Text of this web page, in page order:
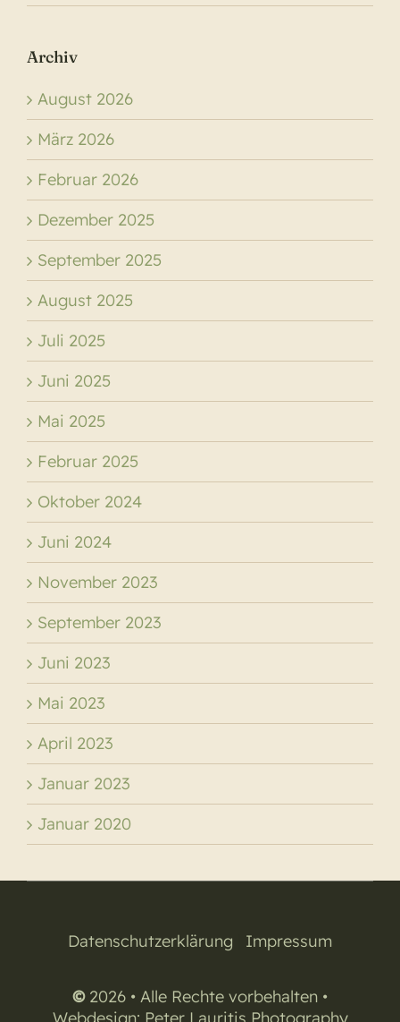
Archiv
August 2026
März 2026
Februar 2026
Dezember 2025
September 2025
August 2025
Juli 2025
Juni 2025
Mai 2025
Februar 2025
Oktober 2024
Juni 2024
November 2023
September 2023
Juni 2023
Mai 2023
April 2023
Januar 2023
Januar 2020
Datenschutzerklärung Impressum
©2026 • Alle Rechte vorbehalten •